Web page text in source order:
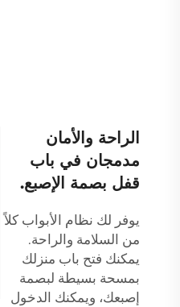
الراحة والأمان
مدمجان في باب
قفل بصمة الإصبع.
يوفر لك نظام الأبواب كلاً
من السلامة والراحة.
يمكنك فتح باب منزلك
بمسحة بسيطة لبصمة
إصبعك، ويمكنك الدخول